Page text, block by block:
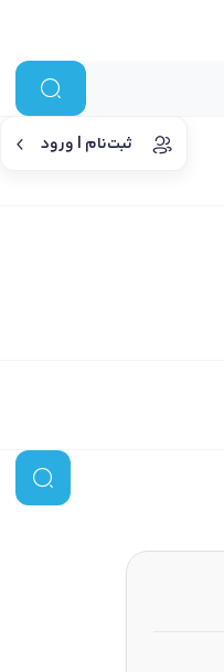
ثبت‌نام | ورود